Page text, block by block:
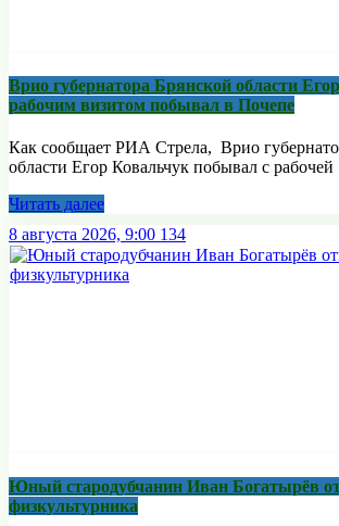
Врио губернатора Брянской области
рабочим визитом побывал в Почепе
Как сообщает РИА Стрела, Врио
области Егор Ковальчук побывал с рабочей
Читать далее
8 августа 2026, 9:00 134
Юный стародубчанин Иван Богатырёв
физкультурника